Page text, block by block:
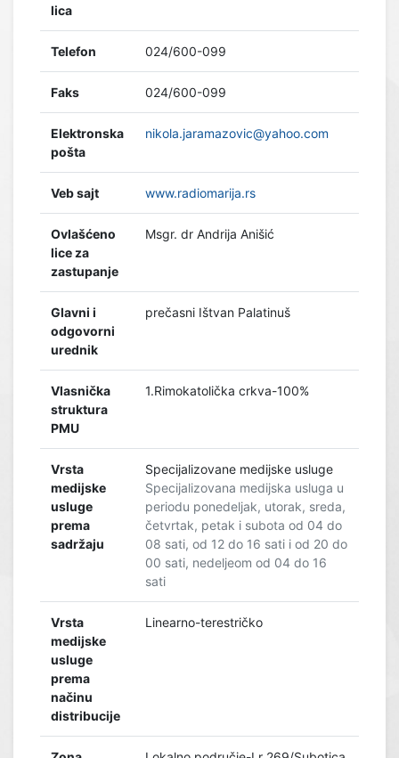
lica
Telefon 024/600-099
Faks 024/600-099
Elektronska
pošta
nikola.jaramazovic@yahoo.com
Veb sajt www.radiomarija.rs
Ovlašćeno
lice za
zastupanje
Msgr. dr Andrija Anišić
Glavni i
odgovorni
urednik
prečasni Ištvan Palatinuš
Vlasnička
struktura
PMU
1.Rimokatolička crkva-100%
Vrsta
medijske
usluge
prema
sadržaju
Specijalizovane medijske usluge
Specijalizovana medijska usluga u
periodu ponedeljak, utorak, sreda,
četvrtak, petak i subota od 04 do
08 sati, od 12 do 16 sati i od 20 do
00 sati, nedeljeom od 04 do 16
sati
Vrsta
medijske
usluge
prema
načinu
distribucije
Linearno-terestričko